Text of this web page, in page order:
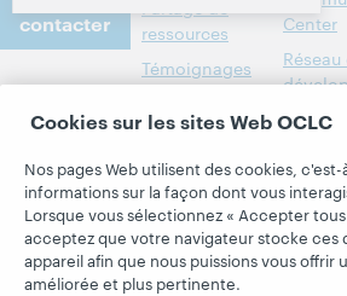
contacter
À propos
d'OCLC
Emplois
Respect et
appartenance
Finances
Partage de
ressources
Témoignages
bibliothèques
Tous les produits
et services »
Apprendre
Research
Center
Réseau
Formats
Alertes
Cookies sur les sites Web OCLC
Nos pages Web utilisent des cookies,
informations sur la façon dont vous
Lorsque vous sélectionnez « Accepter
acceptez que votre navigateur stocke ces
appareil afin que nous puissions vous offrir
améliorée et plus pertinente.